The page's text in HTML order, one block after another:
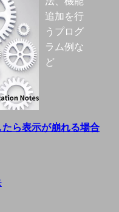
ら表示が崩れる場合